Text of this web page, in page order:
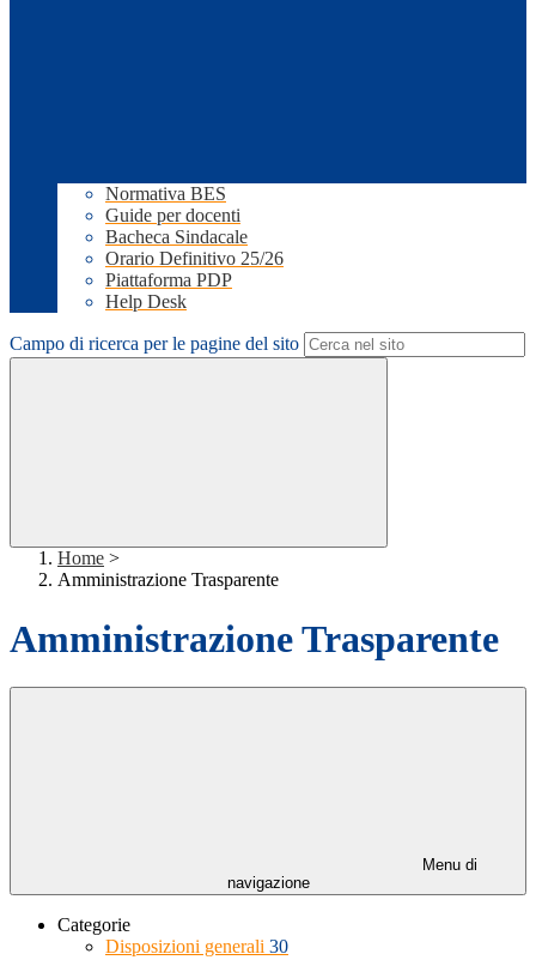
Normativa BES
Guide per docenti
Bacheca Sindacale
Orario Definitivo 25/26
Piattaforma PDP
Help Desk
Campo di ricerca per le pagine del sito
Home >
Amministrazione Trasparente
Amministrazione Trasparente
Menu di
navigazione
Categorie
Disposizioni generali 30